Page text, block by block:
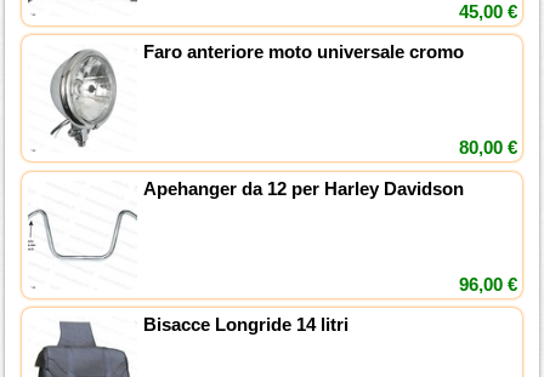
45,00 €
Faro anteriore moto universale cromo
80,00 €
Apehanger da 12 per Harley Davidson
96,00 €
Bisacce Longride 14 litri